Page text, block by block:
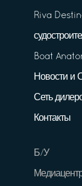
Riva
Boat
Новости и
Сеть
Контакты
Б/У